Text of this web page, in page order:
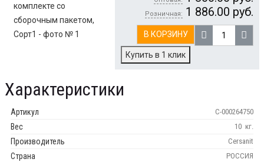
Характеристики
Артикул С-000264750
Вес кг.
10
Производитель Cersanit
Страна РОССИЯ
Розничная: 1 886.00 руб.
В КОРЗИНУ
Купить в 1 клик